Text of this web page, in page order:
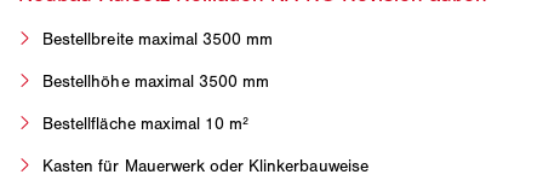
Bestellbreite maximal 3500 mm
Bestellhöhe maximal 3500 mm
Bestellfläche maximal 10 m²
Kasten für Mauerwerk oder Klinkerbauweise